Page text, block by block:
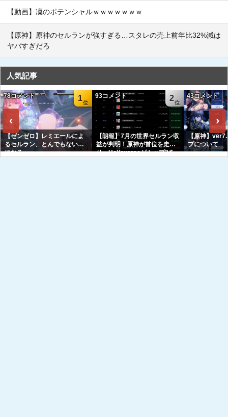
【動画】凜のポテンシャルｗｗｗｗｗｗｗ
【原神】原神のセルランが強すぎる…スタレの売上前年比32%減は
ヤバすぎだろ
人気記事
‹
1
78コメント
【ゼンゼロ】レミエールによ
るセルラン、とんでもない事
になる
2
93コメント
【朗報】7月の世界セルラン収
益が判明！原神が首位を走
り、HoYoverseがトップ3を
43コメント
【原神】
プについて
›